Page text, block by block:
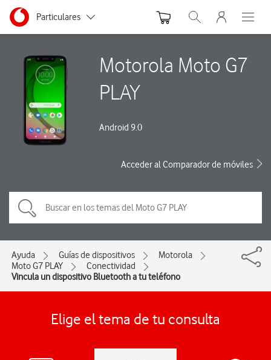
Ir a la pagina principal de vodafone.es
Menu navegación Segmento
Particulares
Pymes
Grandes empresas
y AA.PP.
Abrir buscador. Abre
Abre
Motorola Moto G7
PLAY
Android 9.0
Acceder al Comparador de móviles
Ayuda Guías de dispositivos
Motorola
Moto G7 PLAY
Conectividad
Vincula un dispositivo Bluetooth a tu teléfono
Elige el tema de tu consulta